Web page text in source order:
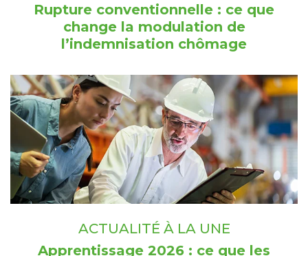
Rupture conventionnelle : ce que
change la modulation de
l’indemnisation chômage
ACTUALITÉ À LA UNE
Apprentissage 2026 : ce que les